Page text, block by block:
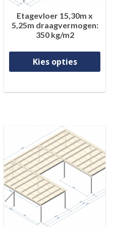
Dit product heeft meerdere
Etagevloer 15,30m x
5,25m draagvermogen:
350 kg/m2
Kies opties